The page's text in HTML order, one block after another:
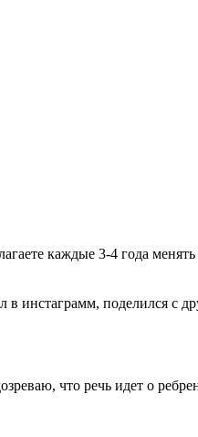
каждые 3-4 года
в инстаграмм, поделился
что речь идет о